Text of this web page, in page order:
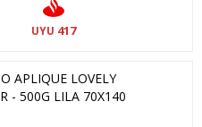
UYU 417
APLIQUE LOVELY
- 500G LILA 70X140